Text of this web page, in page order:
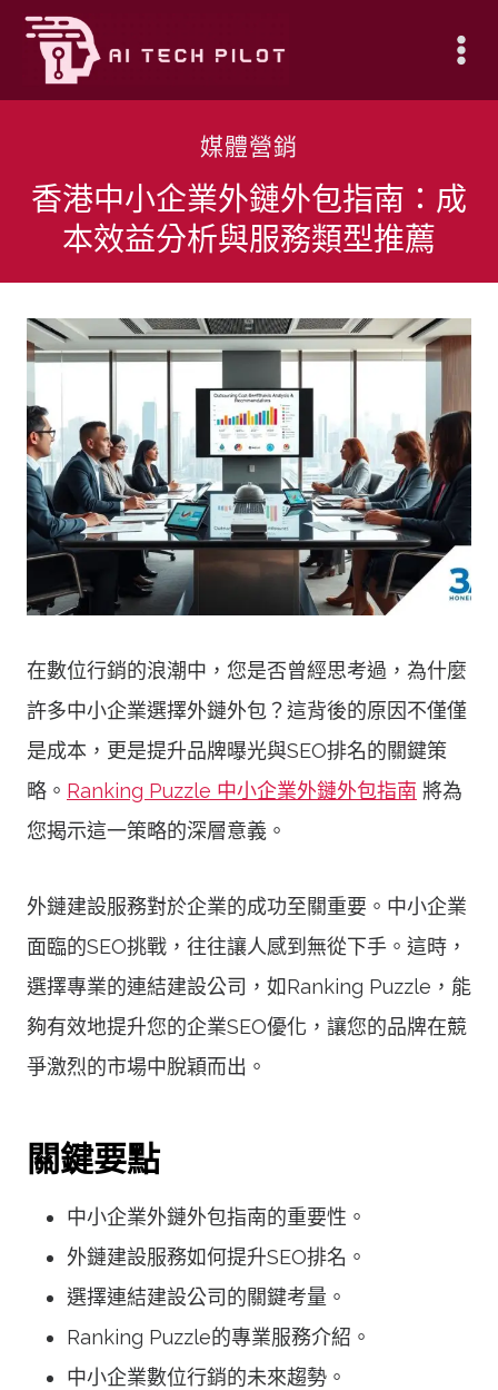
Skip
content
媒體營銷
香港中小企業外鏈外包指南：成
本效益分析與服務類型推薦
在數位行銷的浪潮中，您是否曾經思考過，為什麼
許多中小企業選擇外鏈外包？這背後的原因不僅僅
是成本，更是提升品牌曝光與SEO排名的關鍵策
略。 Ranking Puzzle 中小企業外鏈外包指南 將為
您揭示這一策略的深層意義。
外鏈建設服務對於企業的成功至關重要。中小企業
面臨的SEO挑戰，往往讓人感到無從下手。這時，
選擇專業的連結建設公司，如Ranking Puzzle，能
夠有效地提升您的企業SEO優化，讓您的品牌在競
爭激烈的市場中脫穎而出。
關鍵要點
中小企業外鏈外包指南的重要性。
外鏈建設服務如何提升SEO排名。
選擇連結建設公司的關鍵考量。
Ranking Puzzle的專業服務介紹。
中小企業數位行銷的未來趨勢。